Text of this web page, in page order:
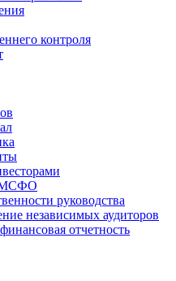
контроля
МСФО
руководства
независимых аудиторов
отчетность